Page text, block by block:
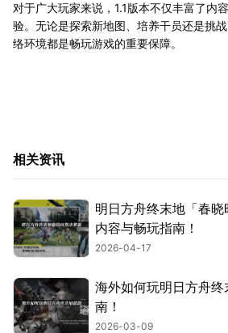
对于广大玩家来说，1.1版本不仅丰富了内
验。无论是探索新地图、培养干员还是挑
络环境都是畅玩游戏的重要保障。
相关资讯
明日方舟终末地「春
内容与畅玩指南！
2026-04-17
海外如何玩明日方舟
南！
2026-03-09